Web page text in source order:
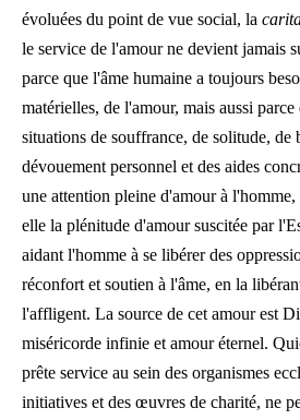
évoluées du point de vue social, la
le service de l'amour ne devient jamais
parce que l'âme humaine a toujours
matérielles, de l'amour, mais aussi parce
situations de souffrance, de solitude, de
dévouement personnel et des aides
une attention pleine d'amour à l'homme,
elle la plénitude d'amour suscitée par
aidant l'homme à se libérer des
réconfort et soutien à l'âme, en la
l'affligent. La source de cet amour est
miséricorde infinie et amour éternel.
prête service au sein des organismes
initiatives et des œuvres de charité, ne